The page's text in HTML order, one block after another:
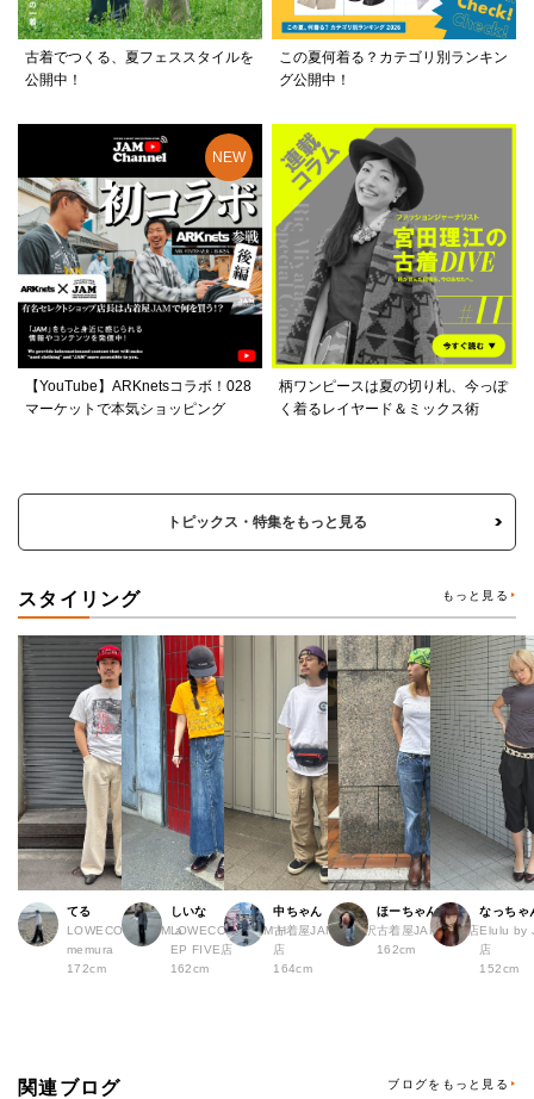
古着でつくる、夏フェススタイルを
公開中！
この夏何着る？カテゴリ別ランキン
グ公開中！
【YouTube】ARKnetsコラボ！028
マーケットで本気ショッピング
柄ワンピースは夏の切り札、今っぽ
く着るレイヤード＆ミックス術
トピックス・特集をもっと見る
スタイリング もっと見る
てる
LOWECO by JAM a
memura
172cm
しいな
LOWECO by JAM H
EP FIVE店
162cm
中ちゃん
古着屋JAM 下北沢
店
164cm
ほーちゃん
古着屋JAM 広島店
162cm
なっちゃ
Elulu by
店
152cm
関連ブログ ブログをもっと見る